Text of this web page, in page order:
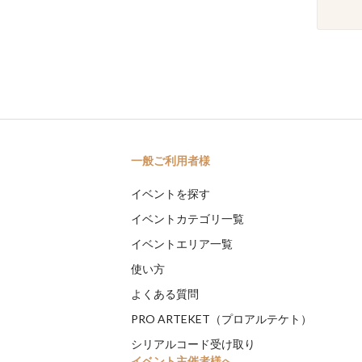
一般ご利用者様
イベントを探す
イベントカテゴリ一覧
イベントエリア一覧
使い方
よくある質問
PRO ARTEKET（プロアルテケト）
シリアルコード受け取り